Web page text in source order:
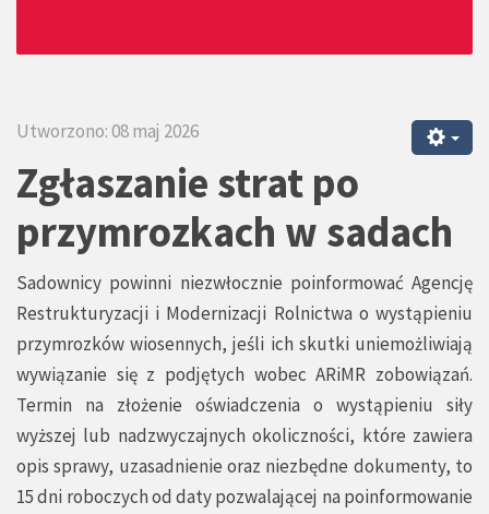
Utworzono: 08 maj 2026
Zgłaszanie strat po
przymrozkach w sadach
Sadownicy powinni niezwłocznie poinformować Agencję
Restrukturyzacji i Modernizacji Rolnictwa o wystąpieniu
przymrozków wiosennych, jeśli ich skutki uniemożliwiają
wywiązanie się z podjętych wobec ARiMR zobowiązań.
Termin na złożenie oświadczenia o wystąpieniu siły
wyższej lub nadzwyczajnych okoliczności, które zawiera
opis sprawy, uzasadnienie oraz niezbędne dokumenty, to
15 dni roboczych od daty pozwalającej na poinformowanie